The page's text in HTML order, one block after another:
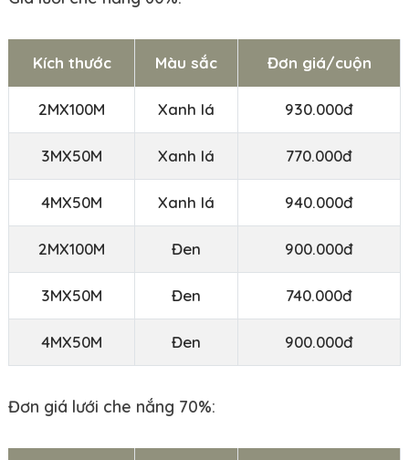
Kích thước Màu sắc Đơn giá/cuộn
2MX100M Xanh lá 930.000đ
3MX50M Xanh lá 770.000đ
4MX50M Xanh lá 940.000đ
2MX100M Đen 900.000đ
3MX50M Đen 740.000đ
4MX50M Đen 900.000đ
Đơn giá lưới che nắng 70%: